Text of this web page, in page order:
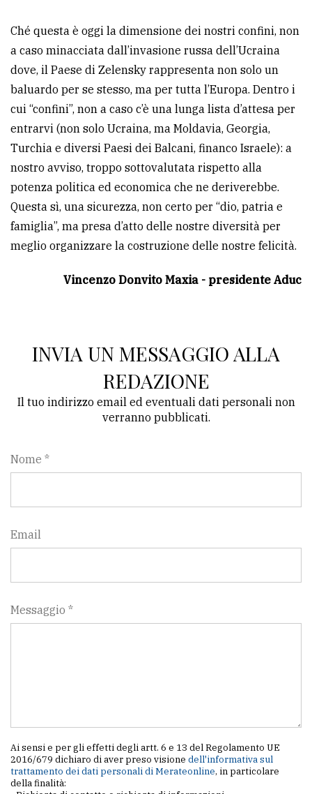
Ché questa è oggi la dimensione dei nostri confini, non
a caso minacciata dall’invasione russa dell’Ucraina
dove, il Paese di Zelensky rappresenta non solo un
baluardo per se stesso, ma per tutta l’Europa. Dentro i
cui “confini”, non a caso c’è una lunga lista d’attesa per
entrarvi (non solo Ucraina, ma Moldavia, Georgia,
Turchia e diversi Paesi dei Balcani, financo Israele): a
nostro avviso, troppo sottovalutata rispetto alla
potenza politica ed economica che ne deriverebbe.
Questa sì, una sicurezza, non certo per “dio, patria e
famiglia”, ma presa d’atto delle nostre diversità per
meglio organizzare la costruzione delle nostre felicità.
Vincenzo Donvito Maxia - presidente Aduc
INVIA UN MESSAGGIO ALLA
REDAZIONE
Il tuo indirizzo email ed eventuali dati personali non
verranno pubblicati.
Nome *
Email
Messaggio *
Ai sensi e per gli effetti degli artt. 6 e 13 del Regolamento UE
2016/679 dichiaro di aver preso visione dell'informativa sul
trattamento dei dati personali di Merateonline, in particolare
della finalità: